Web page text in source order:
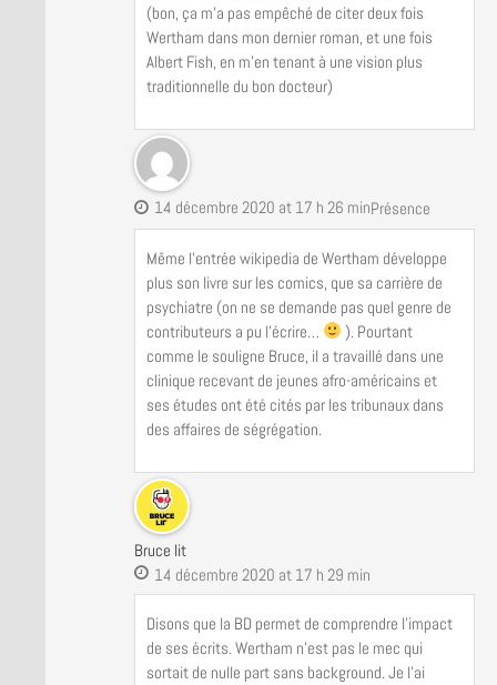
(bon, ça m’a pas empêché de citer deux fois
Wertham dans mon dernier roman, et une fois
Albert Fish, en m’en tenant à une vision plus
traditionnelle du bon docteur)
Présence
14 décembre 2020 at 17 h 26 min
Même l’entrée wikipedia de Wertham développe
plus son livre sur les comics, que sa carrière de
psychiatre (on ne se demande pas quel genre de
contributeurs a pu l’écrire…
). Pourtant
comme le souligne Bruce, il a travaillé dans une
clinique recevant de jeunes afro-américains et
ses études ont été cités par les tribunaux dans
des affaires de ségrégation.
Bruce lit
14 décembre 2020 at 17 h 29 min
Disons que la BD permet de comprendre l’impact
de ses écrits. Wertham n’est pas le mec qui
sortait de nulle part sans background. Je l’ai